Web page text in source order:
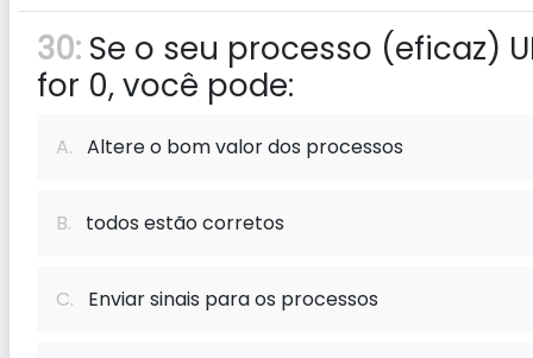
30: Se o seu processo (eficaz)
for 0, você pode:
A. Altere o bom valor dos processos
B. todos estão corretos
C. Enviar sinais para os processos